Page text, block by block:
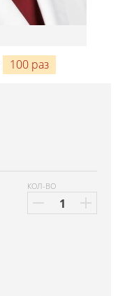
100 раз
КОЛ-ВО